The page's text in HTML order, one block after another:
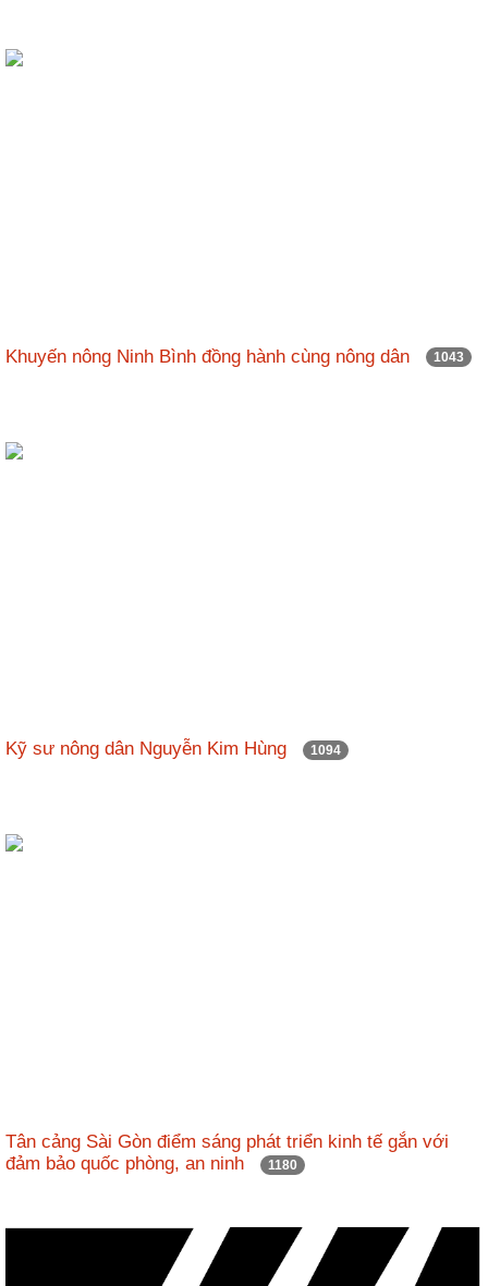
Khuyến nông Ninh Bình đồng hành cùng nông dân 1043
Kỹ sư nông dân Nguyễn Kim Hùng 1094
Tân cảng Sài Gòn điểm sáng phát triển kinh tế gắn với
đảm bảo quốc phòng, an ninh
1180